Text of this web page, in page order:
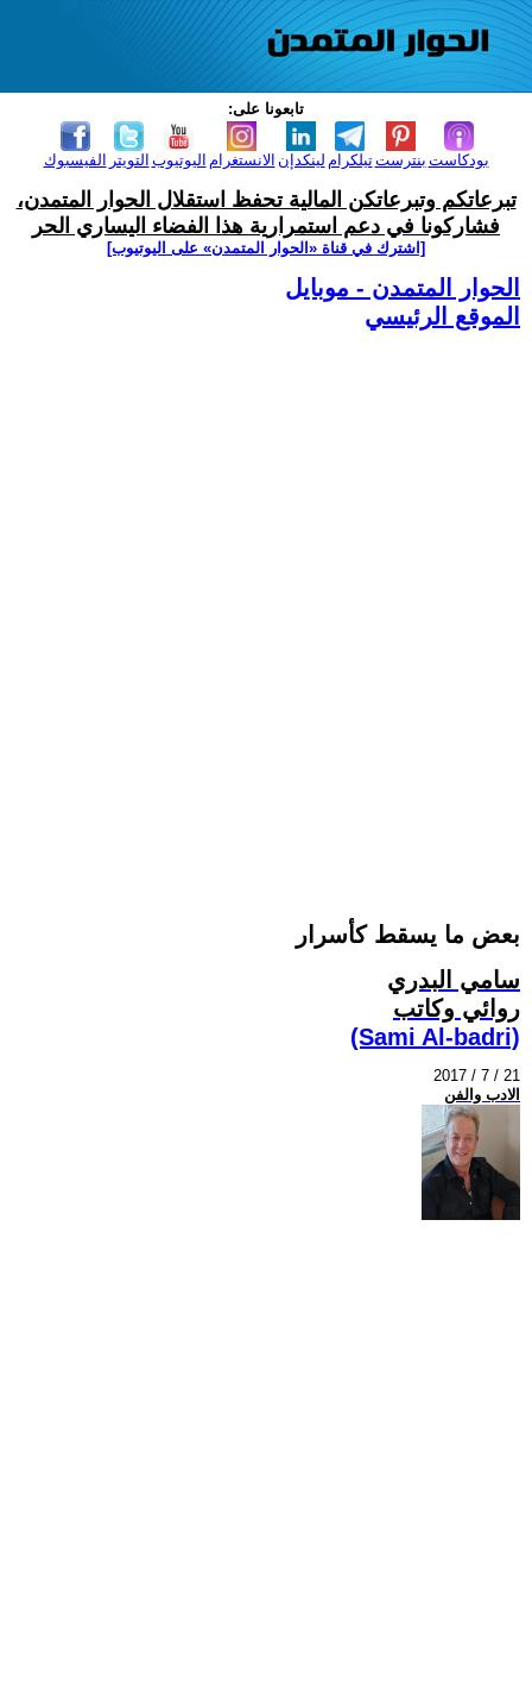
تابعونا على:
الفيسبوك التويتر اليوتيوب الانستغرام لينكدإن تيلكرامبنترست بودكاست
تبرعاتكم وتبرعاتكن المالية تحفظ استقلال الحوار المتمدن،
فشاركونا في دعم استمرارية هذا الفضاء اليساري الحر
[اشترك في قناة ‫«الحوار المتمدن» على اليوتيوب]
الحوار المتمدن - موبايل
الموقع الرئيسي
بعض ما يسقط كأسرار
سامي البدري
روائي وكاتب
(Sami Al-badri)
2017 / 7 / 21
الادب والفن